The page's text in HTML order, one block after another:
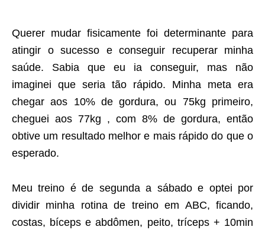
Querer mudar fisicamente foi determinante para
atingir o sucesso e conseguir recuperar minha
saúde. Sabia que eu ia conseguir, mas não
imaginei que seria tão rápido. Minha meta era
chegar aos 10% de gordura, ou 75kg primeiro,
cheguei aos 77kg , com 8% de gordura, então
obtive um resultado melhor e mais rápido do que o
esperado.
Meu treino é de segunda a sábado e optei por
dividir minha rotina de treino em ABC, ficando,
costas, bíceps e abdômen, peito, tríceps + 10min